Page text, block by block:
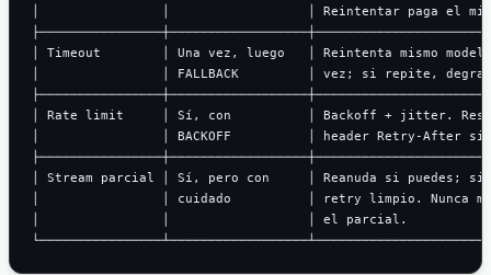
│                │                  │ Reintentar paga el
│ Timeout        │ Una vez, luego   │ Reintenta mismo
│                │ FALLBACK         │ vez; si repite,
│ Rate limit     │ Sí, con          │ Backoff + jitter.
│                │ BACKOFF          │ header Retry-After si
│ Stream parcial │ Sí, pero con     │ Reanuda si puedes;
│                │ cuidado          │ retry limpio. Nunca
│                │                  │ el parcial.